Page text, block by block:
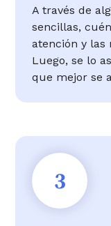
A través de
sencillas,
atención y las
Luego, se lo
que mejor se
3